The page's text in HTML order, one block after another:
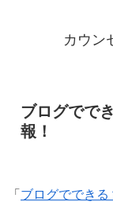
カウン
ブログでで
報！
「 ブログででき